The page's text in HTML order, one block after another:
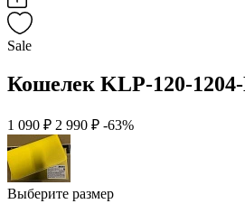
Sale
Кошелек KLP-120-
1 090 ₽ 2 990 ₽ -63%
Выберите размер